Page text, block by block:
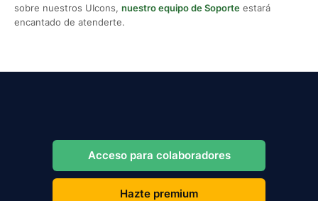
sobre nuestros UIcons, nuestro equipo de Soporte estará
encantado de atenderte.
Acceso para colaboradores
Hazte premium